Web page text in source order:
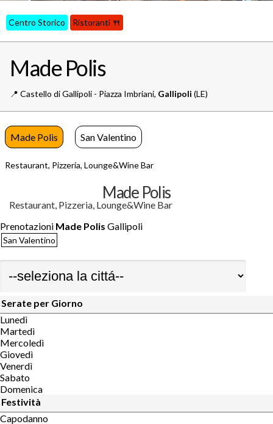
Centro Storico Ristoranti 🍴
Made Polis
📍️ Castello di Gallipoli - Piazza Imbriani, Gallipoli (LE)
Made Polis San Valentino
Restaurant, Pizzeria, Lounge&Wine Bar
Made Polis
Restaurant, Pizzeria, Lounge&Wine Bar
Prenotazioni Made Polis Gallipoli
San Valentino
Serate per Giorno
Lunedì
Martedì
Mercoledì
Giovedì
Venerdì
Sabato
Domenica
Festività
Capodanno